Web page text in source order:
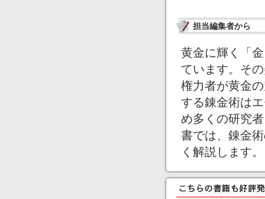
担当編集者から
黄金に輝く「
ています。そ
権力者が黄金
する錬金術は
め多くの研究
書では、錬金
く解説します。